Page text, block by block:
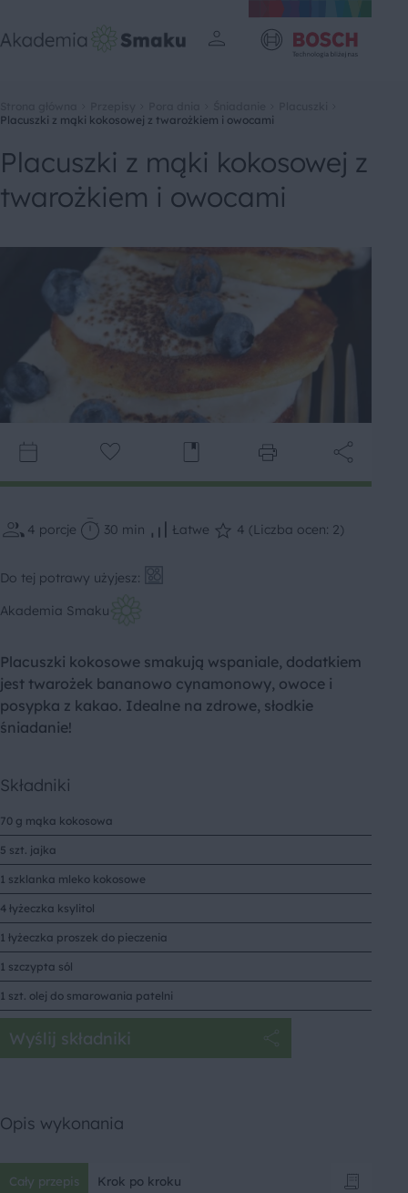
Placuszki z mąki kokosowej z twarożkiem i owocami
Placuszki z mąki kokosowej z
twarożkiem i owocami
4 porcje 30 min Łatwe 4 (Liczba ocen: 2)
Do tej potrawy użyjesz:
Akademia Smaku
Placuszki kokosowe smakują wspaniale, dodatkiem
jest twarożek bananowo cynamonowy, owoce i
posypka z kakao. Idealne na zdrowe, słodkie
śniadanie!
Składniki
70 g mąka kokosowa
5 szt. jajka
1 szklanka mleko kokosowe
4 łyżeczka ksylitol
1 łyżeczka proszek do pieczenia
1 szczypta sól
1 szt. olej do smarowania patelni
Wyślij składniki
Opis wykonania
Cały przepis Krok po kroku